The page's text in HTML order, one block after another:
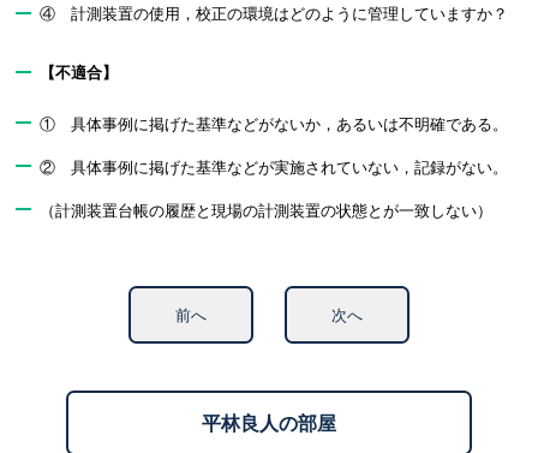
④ 計測装置の使用，校正の環境はどのように管理していますか？
【不適合】
① 具体事例に掲げた基準などがないか，あるいは不明確である。
② 具体事例に掲げた基準などが実施されていない，記録がない。
（計測装置台帳の履歴と現場の計測装置の状態とが一致しない）
前へ 次へ
平林良人の部屋